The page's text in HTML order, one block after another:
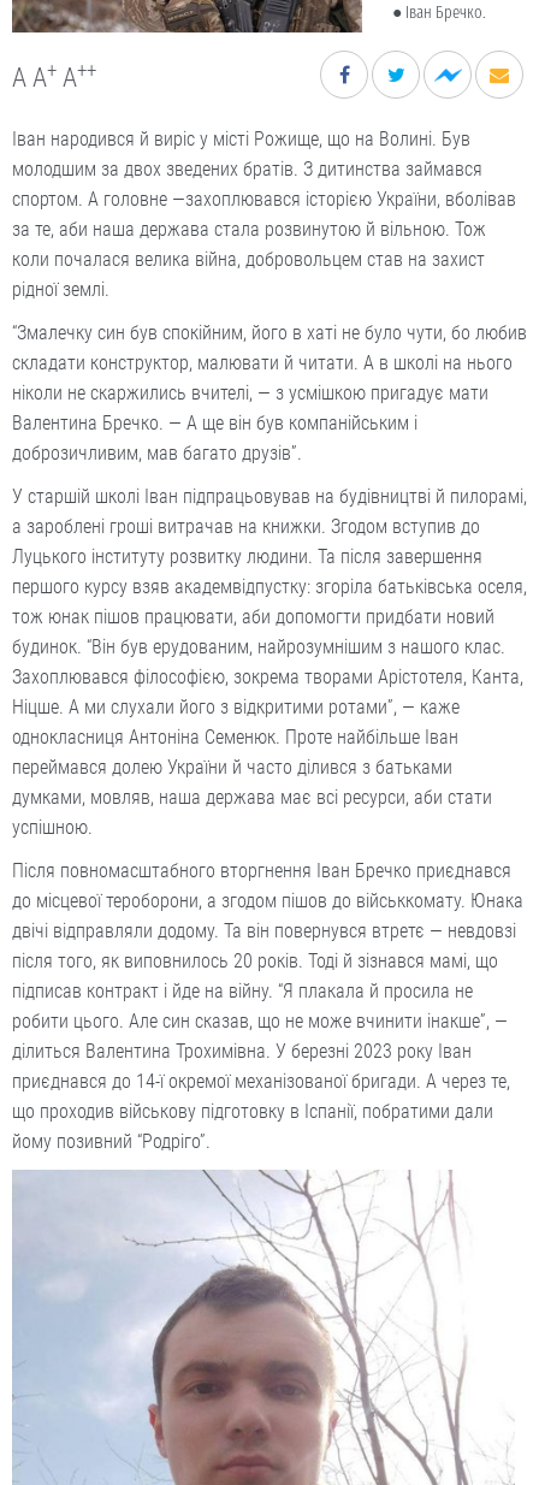
● Іван Бречко.
A A+ A++
Іван народився й виріс у місті Рожище, що на Волині. Був
молодшим за двох зведених братів. З дитинства займався
спортом. А головне —захоплювався історією України, вболівав
за те, аби наша держава стала розвинутою й вільною. Тож
коли почалася велика війна, добровольцем став на захист
рідної землі.
“Змалечку син був спокійним, його в хаті не було чути, бо любив
складати конструктор, малювати й читати. А в школі на нього
ніколи не скаржились вчителі, — з усмішкою пригадує мати
Валентина Бречко. — А ще він був компанійським і
доброзичливим, мав багато друзів”.
У старшій школі Іван підпрацьовував на будівництві й пилорамі,
а зароблені гроші витрачав на книжки. Згодом вступив до
Луцького інституту розвитку людини. Та після завершення
першого курсу взяв академвідпустку: згоріла батьківська оселя,
тож юнак пішов працювати, аби допомогти придбати новий
будинок. “Він був ерудованим, найрозумнішим з нашого клас.
Захоп­лювався філософією, зок­рема творами Арістотеля, Канта,
Ніцше. А ми слухали його з відкритими ротами”, — каже
однокласниця Антоніна Семенюк. Проте найбільше Іван
переймався долею України й часто ділився з батьками
думками, мовляв, наша держава має всі ресурси, аби стати
успішною.
Після повномасштабного вторг­нення Іван Бречко приєднався
до місцевої тероборони, а згодом пішов до військкомату. Юнака
двічі відправляли додому. Та він повернувся втретє — нев­довзі
після того, як виповнилось 20 років. Тоді й зізнався мамі, що
підписав контракт і йде на війну. “Я плакала й просила не
робити цього. Але син сказав, що не може вчинити інакше”, —
ділиться Валентина Трохимівна. У березні 2023 року Іван
приєднався до 14-ї окремої механізованої бригади. А через те,
що проходив військову підготовку в Іспанії, побратими дали
йому позивний “Родріго”.